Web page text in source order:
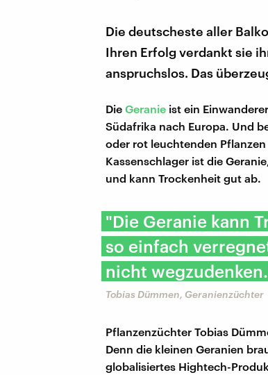
Die deutscheste aller
Ihren Erfolg verdankt sie
anspruchslos. Das
Die Geranie ist ein
Südafrika nach Europa. Und
oder rot leuchtenden
Kassenschlager ist die
und kann Trockenheit gut ab.
"Die Geranie kann
so einfach
nicht
Tobias Dümmen, Geranienzüchter
Pflanzenzüchter Tobias
Denn die kleinen Geranien
globalisiertes Hightech-